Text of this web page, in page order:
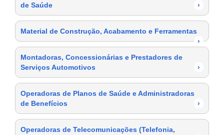
de Saúde
›
Material de Construção, Acabamento e Ferramentas
›
Montadoras, Concessionárias e Prestadores de
Serviços Automotivos
›
Operadoras de Planos de Saúde e Administradoras
de Benefícios
›
Operadoras de Telecomunicações (Telefonia,